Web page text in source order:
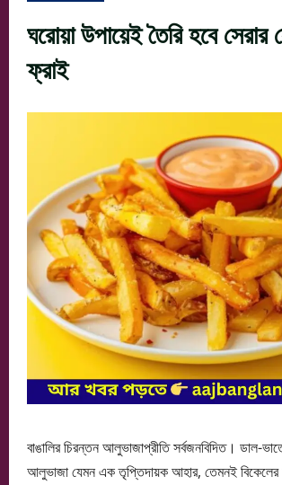
ঘরোয়া উপায়েই তৈরি হবে সেরার
ফ্রাই
বাঙালির চিরন্তন আলুভাজাপ্রীতি সর্বজনবিদিত। ডাল-
আলুভাজা যেমন এক তৃপ্তিদায়ক আহার, তেমনই বিকেলের